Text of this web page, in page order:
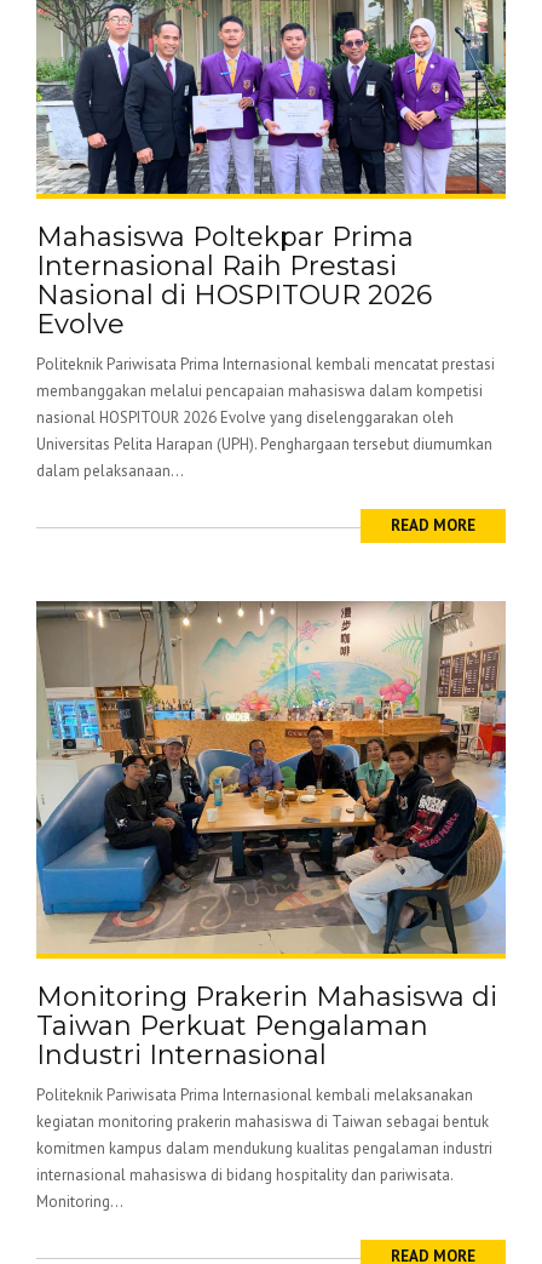
Mahasiswa Poltekpar Prima
Internasional Raih Prestasi
Nasional di HOSPITOUR 2026
Evolve
Politeknik Pariwisata Prima Internasional kembali mencatat prestasi
membanggakan melalui pencapaian mahasiswa dalam kompetisi
nasional HOSPITOUR 2026 Evolve yang diselenggarakan oleh
Universitas Pelita Harapan (UPH). Penghargaan tersebut diumumkan
dalam pelaksanaan...
READ MORE
Monitoring Prakerin Mahasiswa di
Taiwan Perkuat Pengalaman
Industri Internasional
Politeknik Pariwisata Prima Internasional kembali melaksanakan
kegiatan monitoring prakerin mahasiswa di Taiwan sebagai bentuk
komitmen kampus dalam mendukung kualitas pengalaman industri
internasional mahasiswa di bidang hospitality dan pariwisata.
Monitoring...
READ MORE